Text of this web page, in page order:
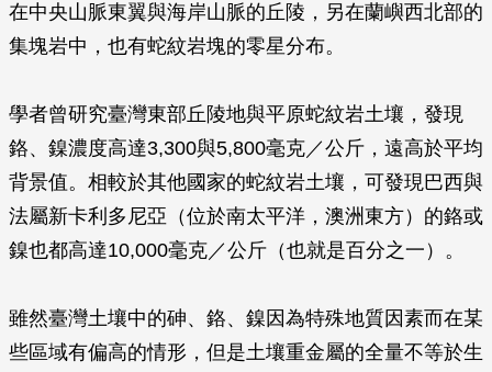
在中央山脈東翼與海岸山脈的丘陵，另在蘭嶼西北部的
集塊岩中，也有蛇紋岩塊的零星分布。
學者曾研究臺灣東部丘陵地與平原蛇紋岩土壤，發現
鉻、鎳濃度高達3,300與5,800毫克／公斤，遠高於平均
背景值。相較於其他國家的蛇紋岩土壤，可發現巴西與
法屬新卡利多尼亞（位於南太平洋，澳洲東方）的鉻或
鎳也都高達10,000毫克／公斤（也就是百分之一）。
雖然臺灣土壤中的砷、鉻、鎳因為特殊地質因素而在某
些區域有偏高的情形，但是土壤重金屬的全量不等於生